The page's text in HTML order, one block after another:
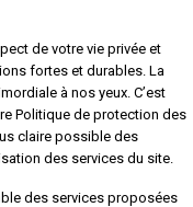
de votre vie privée et
fortes et durables. La
à nos yeux. C’est
Politique de protection des
claire possible des
des services du site.
des services proposées